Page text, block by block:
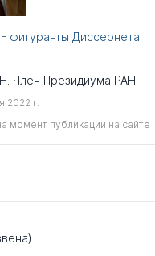
фигуранты Диссернета
Член Президиума РАН
2022 г.
момент публикации на сайте